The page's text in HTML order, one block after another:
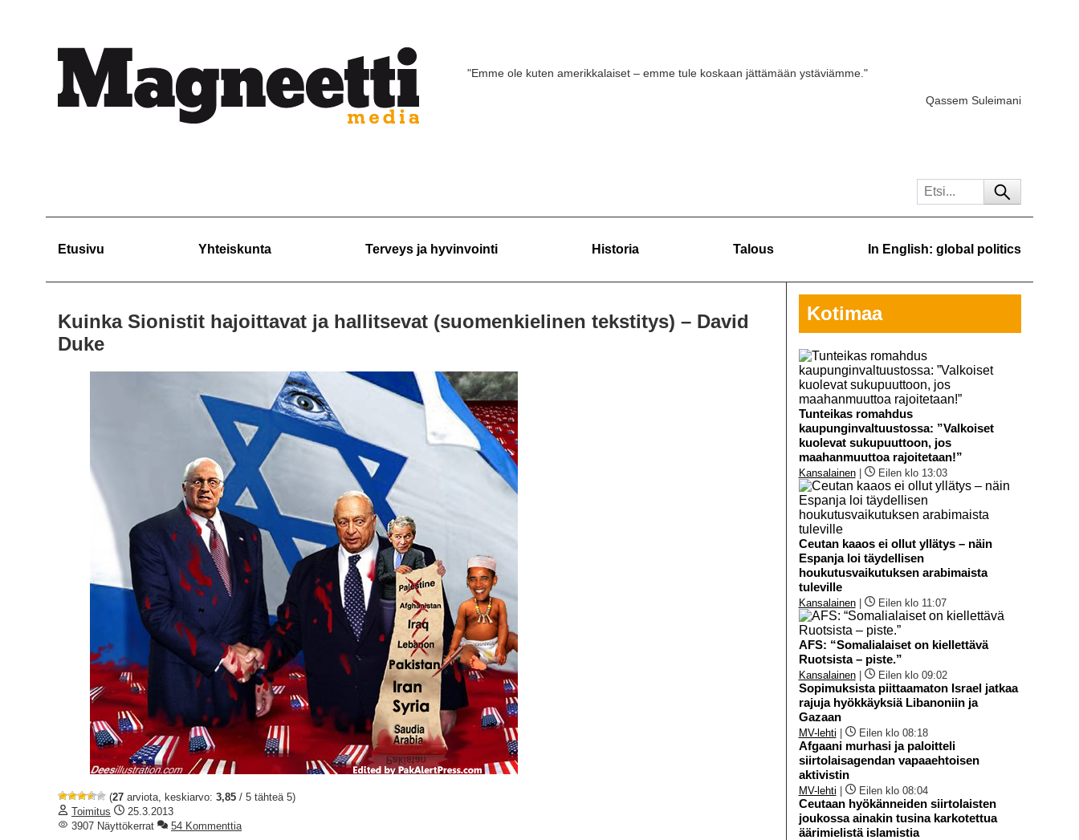
"Emme ole kuten amerikkalaiset – emme tule koskaan jättämään ystäviämme."
Qassem Suleimani
Etusivu Yhteiskunta Terveys ja hyvinvointi Historia Talous In English: global politics
Kuinka Sionistit hajoittavat ja hallitsevat (suomenkielinen tekstitys) – David
Duke
(27 arviota, keskiarvo: 3,85 / 5 tähteä 5)
Toimitus
25.3.2013
3907 Näyttökerrat
54 Kommenttia
Kotimaa
Tunteikas romahdus
kaupunginvaltuustossa: ”Valkoiset
kuolevat sukupuuttoon, jos
maahanmuuttoa rajoitetaan!”
Kansalainen| Eilen klo 13:03
Ceutan kaaos ei ollut yllätys – näin
Espanja loi täydellisen
houkutusvaikutuksen arabimaista
tuleville
Kansalainen| Eilen klo 11:07
AFS: “Somalialaiset on kiellettävä
Ruotsista – piste.”
Kansalainen| Eilen klo 09:02
Sopimuksista piittaamaton Israel jatkaa
rajuja hyökkäyksiä Libanoniin ja
Gazaan
MV-lehti Eilen klo 08:18
Afgaani murhasi ja paloitteli
siirtolaisagendan vapaaehtoisen
aktivistin
MV-lehti Eilen klo 08:04
Ceutaan hyökänneiden siirtolaisten
joukossa ainakin tusina karkotettua
äärimielistä islamistia